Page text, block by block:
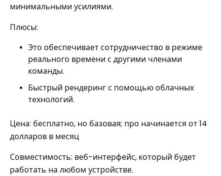
минимальными усилиями.
Плюсы:
Это обеспечивает сотрудничество в режиме
реального времени с другими членами
команды.
Быстрый рендеринг с помощью облачных
технологий.
Цена: бесплатно, но базовая; про начинается от 14
долларов в месяц
Совместимость: веб-интерфейс, который будет
работать на любом устройстве.